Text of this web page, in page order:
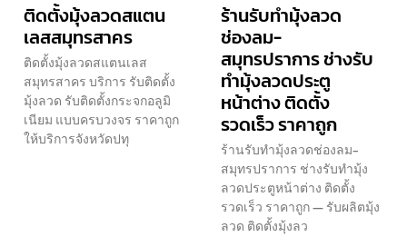
ติดตั้งมุ้งลวดสแตน
เลสสมุทรสาคร
ติดตั้งมุ้งลวดสแตนเลส
สมุทรสาคร บริการ รับติดตั้ง
มุ้งลวด รับติดตั้งกระจกอลูมิ
เนียม แบบครบวงจร ราคาถูก
ให้บริการจังหวัดปทุ
ร้านรับทำมุ้งลวด
ช่องลม-
สมุทรปราการ ช่างรับ
ทำมุ้งลวดประตู
หน้าต่าง ติดตั้ง
รวดเร็ว ราคาถูก
ร้านรับทำมุ้งลวดช่องลม-
สมุทรปราการ ช่างรับทำมุ้ง
ลวดประตูหน้าต่าง ติดตั้ง
รวดเร็ว ราคาถูก — รับผลิตมุ้ง
ลวด ติดตั้งมุ้งลว